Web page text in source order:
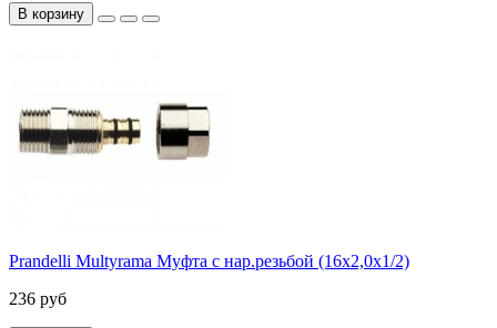
В корзину
Prandelli Multyrama Муфта с нар.резьбой (16х2,0х1/2)
236 руб